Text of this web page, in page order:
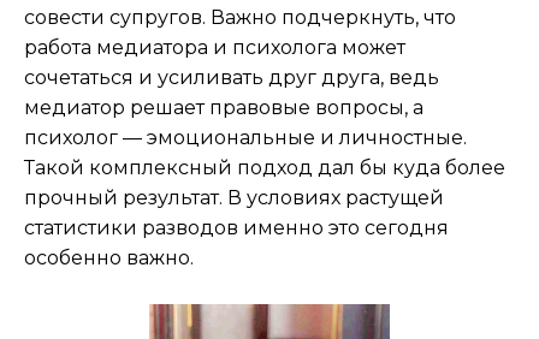
совести супругов. Важно подчеркнуть, что
работа медиатора и психолога может
сочетаться и усиливать друг друга, ведь
медиатор решает правовые вопросы, а
психолог — эмоциональные и личностные.
Такой комплексный подход дал бы куда более
прочный результат. В условиях растущей
статистики разводов именно это сегодня
особенно важно.